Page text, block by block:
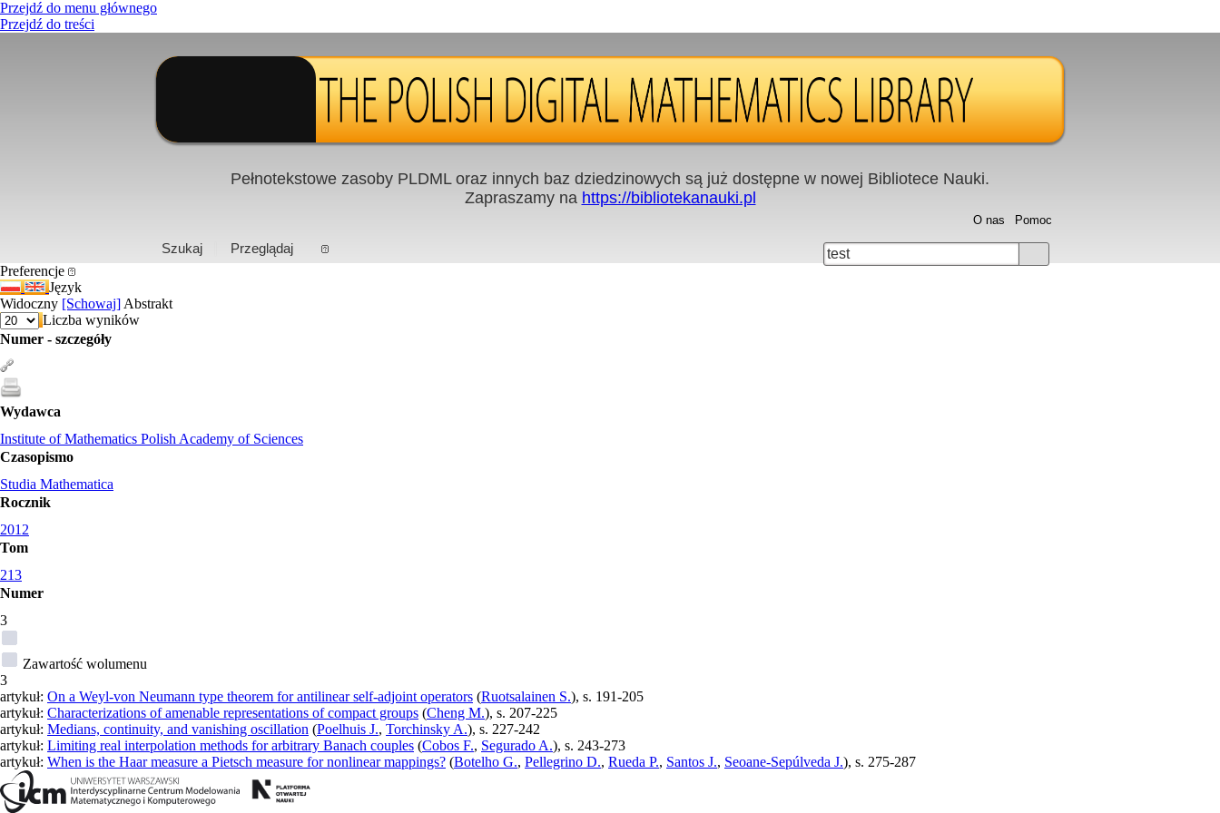
Przejdź do menu głównego
Przejdź do treści
Pełnotekstowe zasoby PLDML oraz innych baz dziedzinowych są już dostępne w nowej Bibliotece Nauki.
Zapraszamy na https://bibliotekanauki.pl
Szukaj Przeglądaj
Pomoc
O nas
test
Preferencje
Język
Widoczny [Schowaj] Abstrakt
Liczba wyników
Numer - szczegóły
Wydawca
Institute of Mathematics Polish Academy of Sciences
Czasopismo
Studia Mathematica
Rocznik
2012
Tom
213
Numer
3
Zawartość wolumenu
3
artykuł: On a Weyl-von Neumann type theorem for antilinear self-adjoint operators (Ruotsalainen S.), s. 191-205
artykuł: Characterizations of amenable representations of compact groups (Cheng M.), s. 207-225
artykuł: Medians, continuity, and vanishing oscillation (Poelhuis J., Torchinsky A.), s. 227-242
artykuł: Limiting real interpolation methods for arbitrary Banach couples (Cobos F., Segurado A.), s. 243-273
artykuł: When is the Haar measure a Pietsch measure for nonlinear mappings? (Botelho G., Pellegrino D., Rueda P., Santos J., Seoane-Sepúlveda J.), s. 275-287